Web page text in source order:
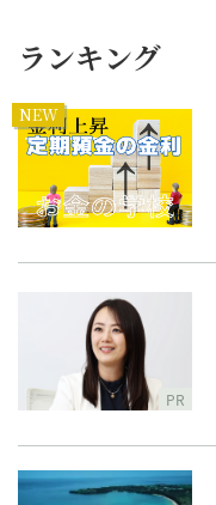
ランキング
NEW
PR